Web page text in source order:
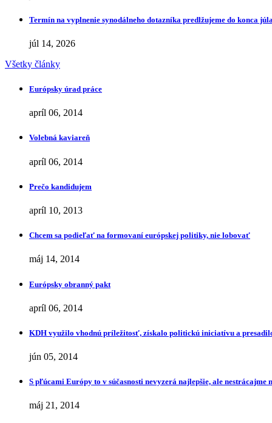
Termín na vyplnenie synodálneho dotazníka predlžujeme do konca júla
júl 14, 2026
Všetky články
Európsky úrad práce
apríl 06, 2014
Volebná kaviareň
apríl 06, 2014
Prečo kandidujem
apríl 10, 2013
Chcem sa podieľať na formovaní európskej politiky, nie lobovať
máj 14, 2014
Európsky obranný pakt
apríl 06, 2014
KDH využilo vhodnú príležitosť, získalo politickú iniciatívu a
jún 05, 2014
S pľúcami Európy to v súčasnosti nevyzerá najlepšie, ale nestrácajme
máj 21, 2014